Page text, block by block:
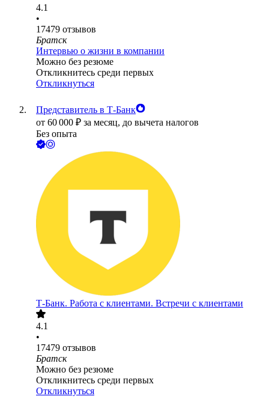
4.1
•
17479 отзывов
Братск
Интервью о жизни в компании
Можно без резюме
Откликнитесь среди первых
Откликнуться
Представитель в Т-Банк
от 60 000 ₽ за месяц, до вычета налогов
Без опыта
Т-Банк. Работа с клиентами. Встречи с клиентами
4.1
•
17479 отзывов
Братск
Можно без резюме
Откликнитесь среди первых
Откликнуться